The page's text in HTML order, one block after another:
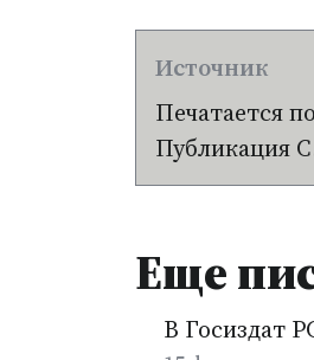
Печатается
Публикация
Еще
В Госиздат